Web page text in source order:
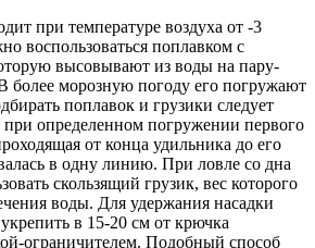
при температуре воздуха от -3
воспользоваться поплавком с
высовывают из воды на пару-
более морозную погоду его погружают
поплавок и грузики следует
определенном погружении первого
от конца удильника до его
в одну линию. При ловле со дна
скользящий грузик, вес которого
воды. Для удержания насадки
в 15-20 см от крючка
ограничителем. Подобный способ